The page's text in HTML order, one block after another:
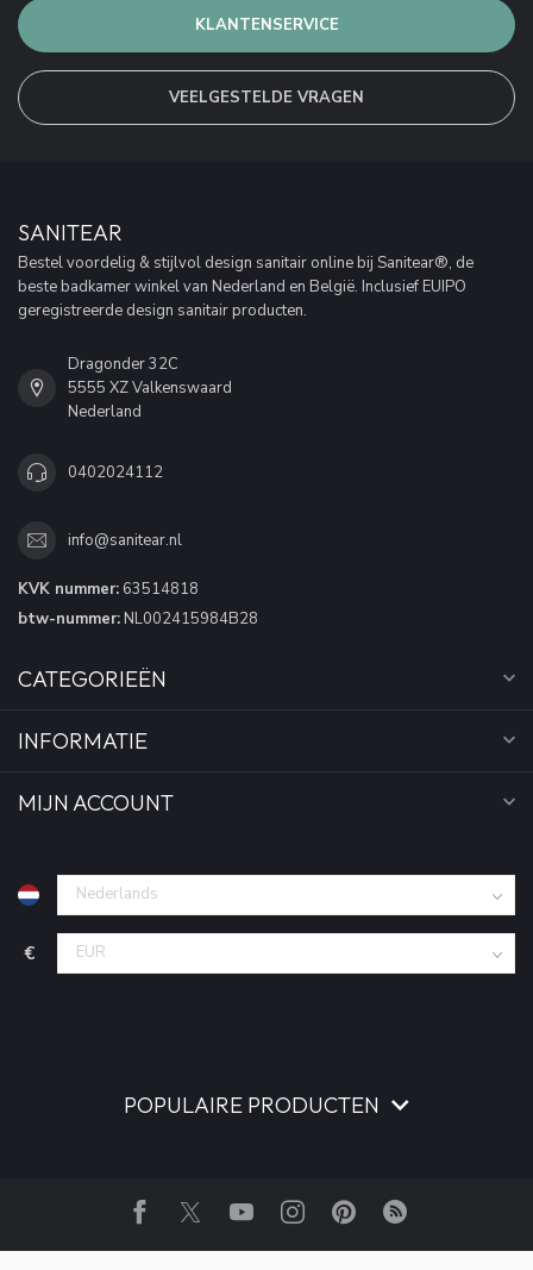
KLANTENSERVICE
VEELGESTELDE VRAGEN
SANITEAR
Bestel voordelig & stijlvol design sanitair online bij Sanitear®, de
beste badkamer winkel van Nederland en België. Inclusief EUIPO
geregistreerde design sanitair producten.
Dragonder 32C
5555 XZ Valkenswaard
Nederland
0402024112
info@sanitear.nl
KVK nummer: 63514818
btw-nummer: NL002415984B28
CATEGORIEËN
INFORMATIE
MIJN ACCOUNT
€
POPULAIRE PRODUCTEN